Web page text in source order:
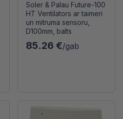
Soler & Palau Future-100
HT Ventilators ar taimeri
un mitruma sensoru,
D100mm, balts
85.26 €/gab